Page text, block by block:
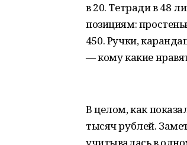
в 20. Тетради в 48
позициям:
450. Ручки,
— кому какие
В целом, как
тысяч рублей.